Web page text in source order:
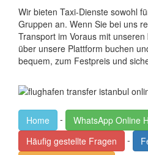
Wir bieten Taxi-Dienste sowohl
Gruppen an. Wenn Sie bei uns
Transport im Voraus mit
über unsere Plattform buchen
bequem, zum Festpreis und
Home - WhatsApp Online
Häufig gestellte Fragen
-